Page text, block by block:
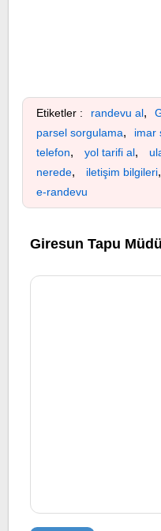
Etiketler : randevu al,
parsel sorgulama, imar
telefon, yol tarifi al,
nerede, iletişim bilgileri,
e-randevu
Giresun Tapu